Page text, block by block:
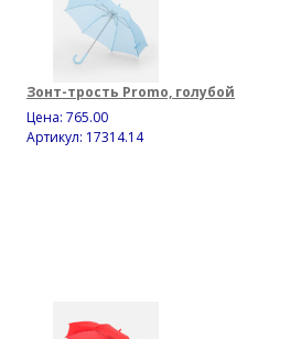
Зонт-трость Promo, голубой
Цена: 765.00
Артикул: 17314.14